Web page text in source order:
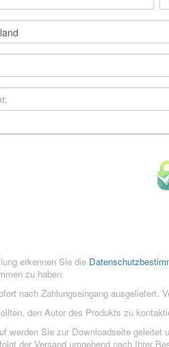
erkennen Sie die
zu haben.
nach Zahlungseingang ausgeliefert.
den Autor des Produkts zu
werden Sie zur Downloadseite
der Versand umgehend nach Ihrer